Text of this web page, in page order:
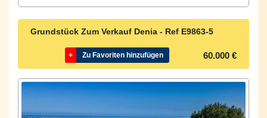
Grundstück Zum Verkauf Denia - Ref E9863-5
+ Zu Favoriten hinzufügen 60.000 €